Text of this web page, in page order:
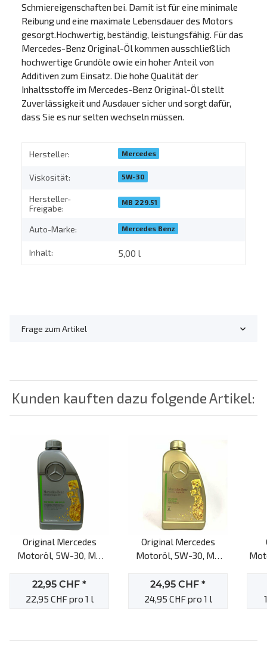
Schmiereigenschaften bei. Damit ist für eine minimale
Reibung und eine maximale Lebensdauer des Motors
gesorgt.Hochwertig, beständig, leistungsfähig. Für das
Mercedes-Benz Original-Öl kommen ausschließlich
hochwertige Grundöle owie ein hoher Anteil von
Additiven zum Einsatz. Die hohe Qualität der
Inhaltsstoffe im Mercedes-Benz Original-Öl stellt
Zuverlässigkeit und Ausdauer sicher und sorgt dafür,
dass Sie es nur selten wechseln müssen.
Hersteller: Mercedes
Viskosität: 5W-30
Hersteller-
Freigabe:
MB 229.51
Auto-Marke: Mercedes Benz
Inhalt: 5,00 l
Frage zum Artikel
Kunden kauften dazu folgende Artikel:
Original Mercedes
Motoröl, 5W-30, MB
22,95 CHF *
22,95 CHF pro 1 l
Original Mercedes
Motoröl, 5W-30, MB
24,95 CHF *
24,95 CHF pro 1 l